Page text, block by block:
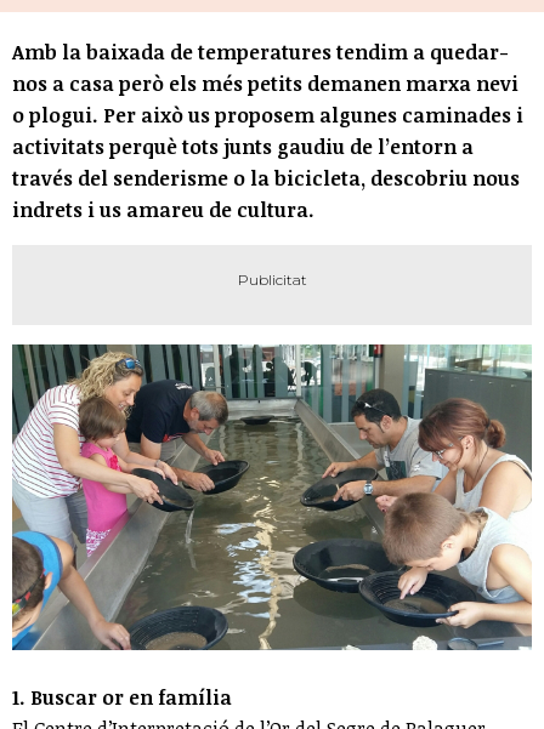
Amb la baixada de temperatures tendim a quedar-
nos a casa però els més petits demanen marxa nevi
o plogui. Per això us proposem algunes caminades i
activitats perquè tots junts gaudiu de l’entorn a
través del senderisme o la bicicleta, descobriu nous
indrets i us amareu de cultura.
1. Buscar or en família